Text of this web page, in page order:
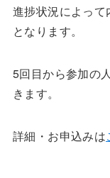
進捗状況によっ
となります。
5回目から参加の
きます。
詳細・お申込みは